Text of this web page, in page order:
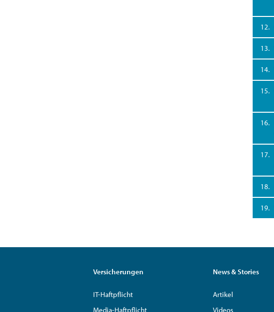
12.
13.
14.
15.
16.
17.
18.
19.
Versicherungen
IT-Haftpflicht
Media-Haftpflicht
News & Stories
Artikel
Videos